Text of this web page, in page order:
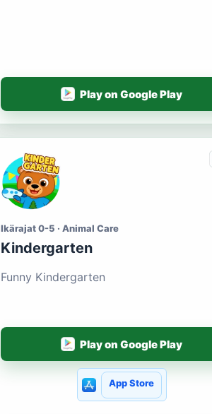
Play on Google Play
Ikärajat 0-5 · Animal Care
Kindergarten
Funny Kindergarten
Play on Google Play
App Store